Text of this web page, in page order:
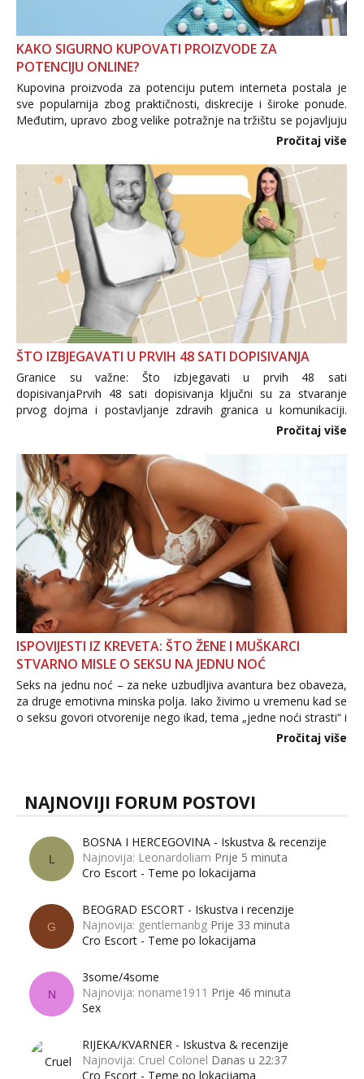
KAKO SIGURNO KUPOVATI PROIZVODE ZA
POTENCIJU ONLINE?
Kupovina proizvoda za potenciju putem interneta postala je
sve popularnija zbog praktičnosti, diskrecije i široke ponude.
Međutim, upravo zbog velike potražnje na tržištu se pojavljuju
i brojni krivotvoreni proizvodi, nepouzdane internetske
Pročitaj više
ŠTO IZBJEGAVATI U PRVIH 48 SATI DOPISIVANJA
Granice su važne: Što izbjegavati u prvih 48 sati
dopisivanjaPrvih 48 sati dopisivanja ključni su za stvaranje
prvog dojma i postavljanje zdravih granica u komunikaciji.
Važno je izbjeći prebrzo otkrivanje osobnih ili intimnih
informacija, jer nepoznata osoba još nije zaslužila to
povjerenje. Takođe...
Pročitaj više
ISPOVIJESTI IZ KREVETA: ŠTO ŽENE I MUŠKARCI
STVARNO MISLE O SEKSU NA JEDNU NOĆ
Seks na jednu noć – za neke uzbudljiva avantura bez obaveza,
za druge emotivna minska polja. Iako živimo u vremenu kad se
o seksu govori otvorenije nego ikad, tema „jedne noći strasti“ i
dalje izaziva burne rasprave. Što zapravo misle žene, a što
Pročitaj više
NAJNOVIJI FORUM POSTOVI
L
BOSNA I HERCEGOVINA - Iskustva & recenzije
Najnovija: Leonardoliam Prije 5 minuta
Cro Escort - Teme po lokacijama
G
BEOGRAD ESCORT - Iskustva i recenzije
Najnovija: gentlemanbg Prije 33 minuta
Cro Escort - Teme po lokacijama
N
3some/4some
Najnovija: noname1911 Prije 46 minuta
Sex
RIJEKA/KVARNER - Iskustva & recenzije
Najnovija: Cruel Colonel Danas u 22:37
Cro Escort - Teme po lokacijama